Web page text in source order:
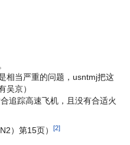
相当严重的问题，usntmj把这
吴京）
追踪高速飞机，且没有合适火
）第15页）[2]